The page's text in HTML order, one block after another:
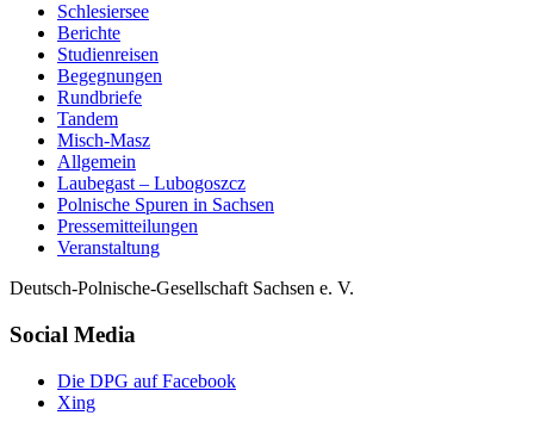
Schlesiersee
Berichte
Studienreisen
Begegnungen
Rundbriefe
Tandem
Misch-Masz
Allgemein
Laubegast – Lubogoszcz
Polnische Spuren in Sachsen
Pressemitteilungen
Veranstaltung
Deutsch-Polnische-Gesellschaft Sachsen e. V.
Social Media
Die DPG auf Facebook
Xing